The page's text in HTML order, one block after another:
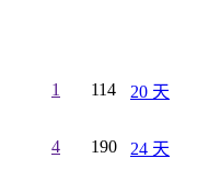
1 114 20 天
4 190 24 天